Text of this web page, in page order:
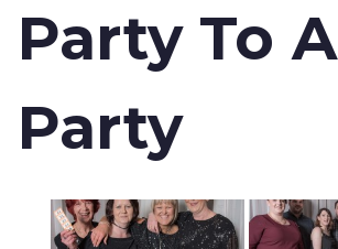
Party To A
Party